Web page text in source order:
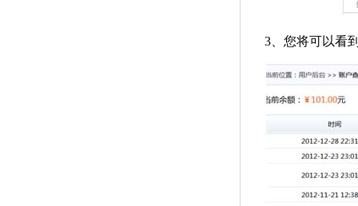
3 、您将可以看